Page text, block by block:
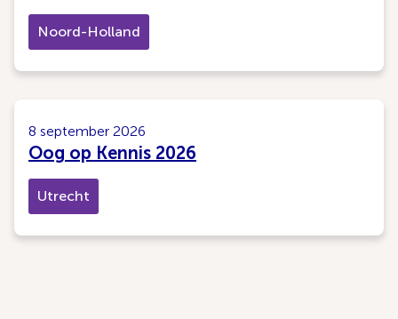
Noord-Holland
8 september 2026
Oog op Kennis 2026
Utrecht